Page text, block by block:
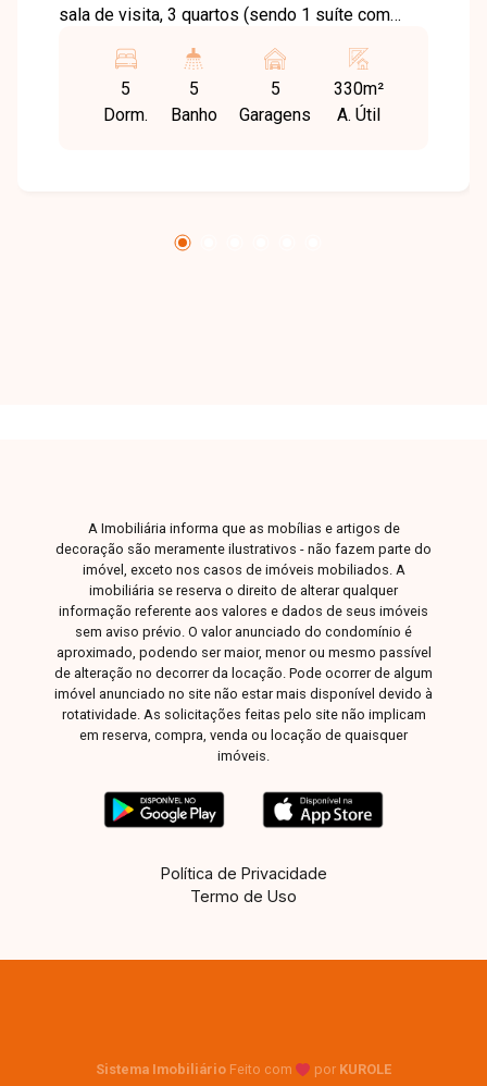
sala de visita, 3 quartos (sendo 1 suíte com
banheiro social, sala de jantar com jardim de
inverno, escritório com bancada, cozinha com
armários, lavanderia, despensa, banheiro de
superior: 1 quarto com varanda.
5
Dorm.
5
Banho
5
Garagens
330m²
A. Útil
A Imobiliária informa que as mobílias e artigos de
decoração são meramente ilustrativos - não fazem parte do
imóvel, exceto nos casos de imóveis mobiliados. A
imobiliária se reserva o direito de alterar qualquer
informação referente aos valores e dados de seus imóveis
sem aviso prévio. O valor anunciado do condomínio é
aproximado, podendo ser maior, menor ou mesmo passível
de alteração no decorrer da locação. Pode ocorrer de algum
imóvel anunciado no site não estar mais disponível devido à
rotatividade. As solicitações feitas pelo site não implicam
em reserva, compra, venda ou locação de quaisquer
imóveis.
Política de Privacidade
Termo de Uso
Sistema Imobiliário Feito com por KUROLE